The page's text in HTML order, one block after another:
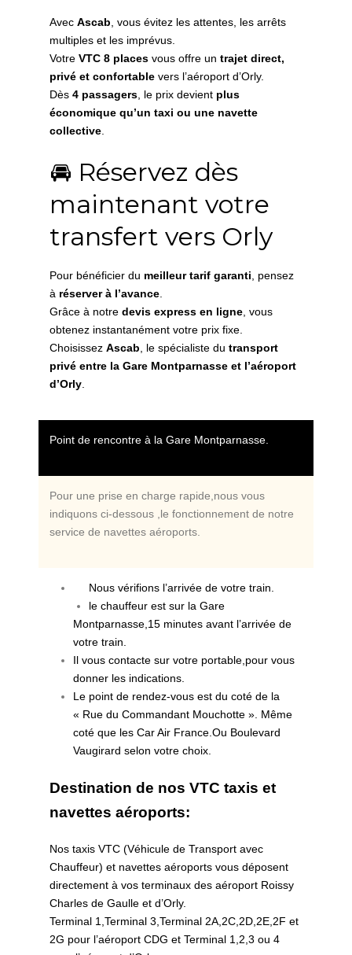
Avec Ascab , vous évitez les attentes, les arrêts
multiples et les imprévus.
Votre VTC 8 places vous offre un trajet direct,
privé et confortable vers l’aéroport d’Orly.
Dès 4 passagers , le prix devient plus
économique qu’un taxi ou une navette
collective
🚘 Réservez dès
maintenant votre
transfert vers Orly
Pour bénéficier du meilleur tarif garanti , pensez
à réserver à l’avance
Grâce à notre devis express en ligne , vous
obtenez instantanément votre prix fixe.
Choisissez Ascab , le spécialiste du transport
privé entre la Gare Montparnasse et l’aéroport
d’Orly
Point de rencontre à la Gare Montparnasse.
Pour une prise en charge rapide,nous vous
indiquons ci-dessous ,le fonctionnement de notre
service de navettes aéroports.
Nous vérifions l’arrivée de votre train.
le chauffeur est sur la Gare
Montparnasse,15 minutes avant l’arrivée de
votre train.
Il vous contacte sur votre portable,pour vous
donner les indications.
Le point de rendez-vous est du coté de la
« Rue du Commandant Mouchotte ». Même
coté que les Car Air France.Ou Boulevard
Vaugirard selon votre choix.
Destination de nos VTC taxis et
navettes aéroports:
Nos taxis VTC (Véhicule de Transport avec
Chauffeur) et navettes aéroports vous déposent
directement à vos terminaux des aéroport Roissy
Charles de Gaulle et d’Orly.
Terminal 1,Terminal 3,Terminal 2A,2C,2D,2E,2F et
2G pour l’aéroport CDG et Terminal 1,2,3 ou 4